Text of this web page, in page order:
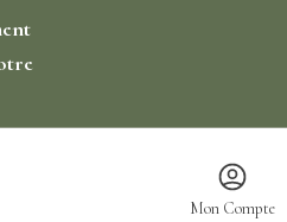
Mon Compte